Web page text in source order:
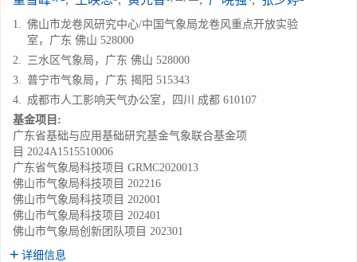
1. 佛山市龙卷风研究中心/中国气象局龙卷风重点开放实验
室，广东 佛山 528000
2. 三水区气象局，广东 佛山 528000
3. 普宁市气象局，广东 揭阳 515343
4. 成都市人工影响天气办公室，四川 成都 610107
基金项目:
广东省基础与应用基础研究基金气象联合基金项
目 2024A1515510006
广东省气象局科技项目 GRMC2020013
佛山市气象局科技项目 202216
佛山市气象局科技项目 202001
佛山市气象局科技项目 202401
佛山市气象局创新团队项目 202301
详细信息